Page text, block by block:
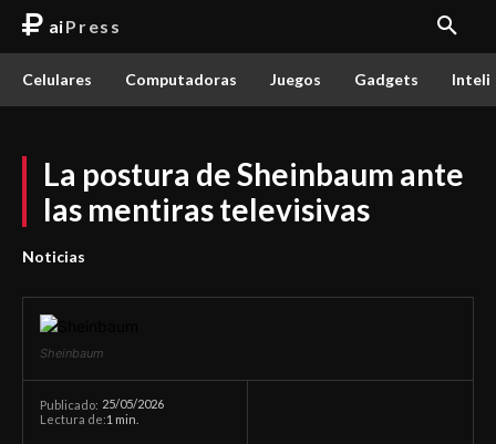
aiPress
Celulares Computadoras Juegos Gadgets
La postura de Sheinbaum ante
las mentiras televisivas
Noticias
Sheinbaum
Publicado: 25/05/2026
Lectura de:1 min.